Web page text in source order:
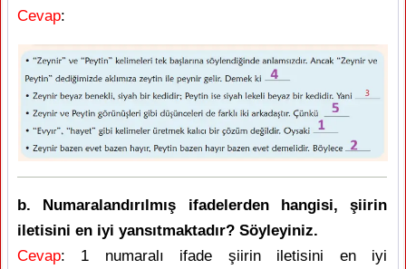
Cevap:
b. Numaralandırılmış ifadelerden hangisi, şiirin
iletisini en iyi yansıtmaktadır? Söyleyiniz.
Cevap: 1 numaralı ifade şiirin iletisini en iyi